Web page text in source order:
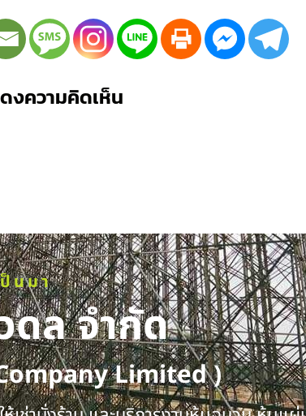
งความคิดเห็น
นมา
ล จำกัด
Limited )